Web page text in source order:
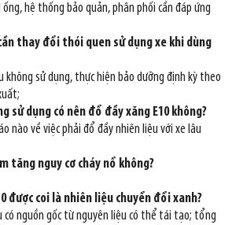
hệ thống bảo quản, phân phối cần đáp ứng
thay đổi thói quen sử dụng xe khi dùng
không sử dụng, thực hiện bảo dưỡng định kỳ theo
sử dụng có nên đổ đầy xăng E10 không?
nào về việc phải đổ đầy nhiên liệu với xe lâu
tăng nguy cơ cháy nổ không?
được coi là nhiên liệu chuyển đổi xanh?
có nguồn gốc từ nguyên liệu có thể tái tạo; tổng